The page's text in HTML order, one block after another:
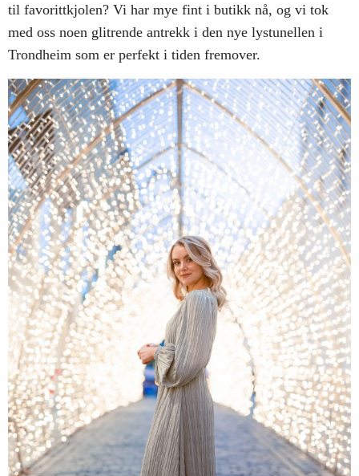
til favorittkjolen? Vi har mye fint i butikk nå, og vi tok
med oss noen glitrende antrekk i den nye lystunellen i
Trondheim som er perfekt i tiden fremover.